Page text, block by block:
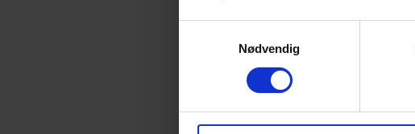
Nødvendig